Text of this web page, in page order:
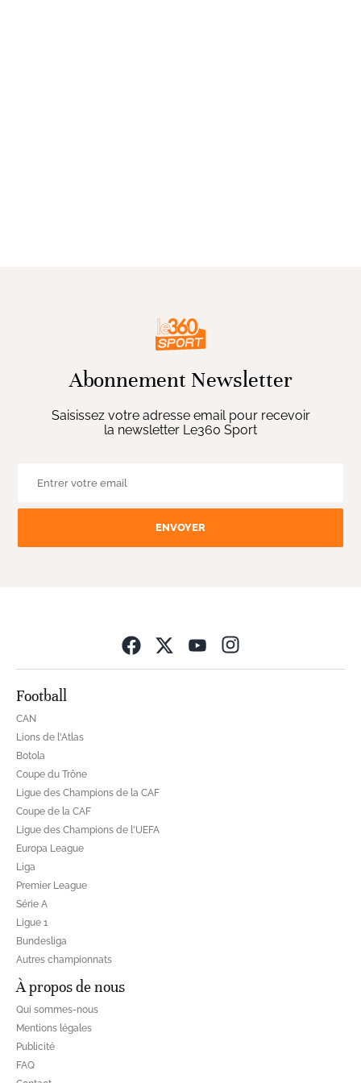
Abonnement Newsletter
Saisissez votre adresse email pour recevoir
la newsletter Le360 Sport
ENVOYER
Football
CAN
Lions de l'Atlas
Botola
Coupe du Trône
Ligue des Champions de la CAF
Coupe de la CAF
Ligue des Champions de l'UEFA
Europa League
Liga
Premier League
Série A
Ligue 1
Bundesliga
Autres championnats
À propos de nous
Qui sommes-nous
Mentions légales
Publicité
FAQ